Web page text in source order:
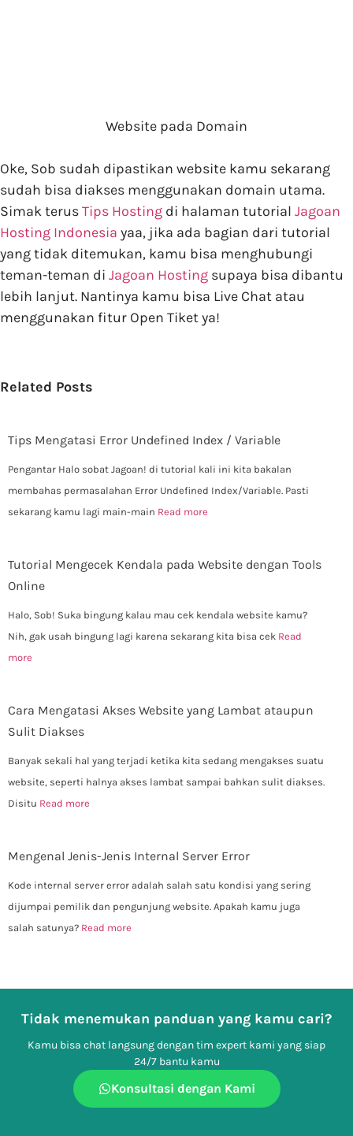
Website pada Domain
Oke, Sob sudah dipastikan website kamu sekarang
sudah bisa diakses menggunakan domain utama.
Simak terusTips Hosting di halaman tutorial Jagoan
Hosting Indonesia yaa, jika ada bagian dari tutorial
yang tidak ditemukan, kamu bisa menghubungi
teman-teman di Jagoan Hosting supaya bisa dibantu
lebih lanjut. Nantinya kamu bisa Live Chat atau
menggunakan fitur Open Tiket ya!
Related Posts
Tips Mengatasi Error Undefined Index / Variable
Pengantar Halo sobat Jagoan! di tutorial kali ini kita bakalan
membahas permasalahan Error Undefined Index/Variable. Pasti
sekarang kamu lagi main-main Read more
Tutorial Mengecek Kendala pada Website dengan Tools
Online
Halo, Sob! Suka bingung kalau mau cek kendala website kamu?
Nih, gak usah bingung lagi karena sekarang kita bisa cek Read
more
Cara Mengatasi Akses Website yang Lambat ataupun
Sulit Diakses
Banyak sekali hal yang terjadi ketika kita sedang mengakses suatu
website, seperti halnya akses lambat sampai bahkan sulit diakses.
Disitu Read more
Mengenal Jenis-Jenis Internal Server Error
Kode internal server error adalah salah satu kondisi yang sering
dijumpai pemilik dan pengunjung website. Apakah kamu juga
salah satunya? Read more
Tidak menemukan panduan yang kamu cari?
Kamu bisa chat langsung dengan tim expert kami yang siap
24/7 bantu kamu
Konsultasi dengan Kami